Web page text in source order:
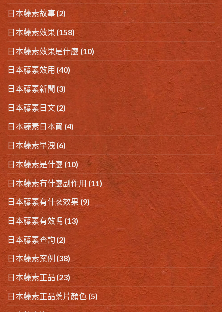
日本藤素故事 (2)
日本藤素效果 (158)
日本藤素效果是什麼 (10)
日本藤素效用 (40)
日本藤素新聞 (3)
日本藤素日文 (2)
日本藤素日本買(4)
日本藤素早洩 (6)
日本藤素是什麼(10)
日本藤素有什麼副作用 (11)
日本藤素有什麽效果(9)
日本藤素有效嗎(13)
日本藤素查詢 (2)
日本藤素案例 (38)
日本藤素正品 (23)
日本藤素正品藥片顏色 (5)